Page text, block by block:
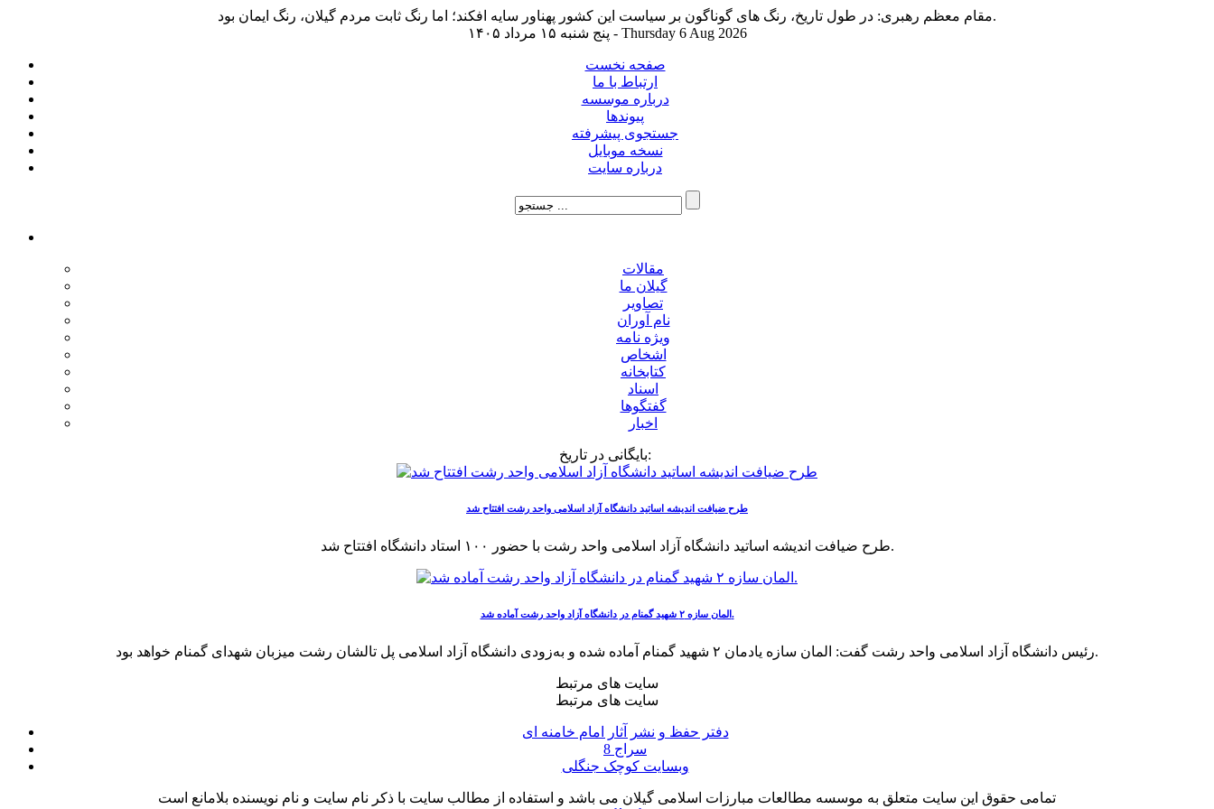
مقام معظم رهبری: در طول تاریخ، رنگ های گوناگون بر سیاست این کشور پهناور سایه افکند؛ اما رنگ ثابت مردم گیلان، رنگ ایمان بود.
پنج شنبه ۱۵ مرداد ۱۴۰۵ - Thursday 6 Aug 2026
صفحه نخست
ارتباط با ما
درباره موسسه
پیوندها
جستجوی پیشرفته
نسخه موبایل
درباره سایت
مقالات
گیلان ما
تصاویر
نام آوران
ویژه نامه
اشخاص
کتابخانه
اسناد
گفتگوها
اخبار
بایگانی در تاریخ:
طرح ضیافت اندیشه اساتید دانشگاه آزاد اسلامی واحد رشت افتتاح شد
طرح ضیافت اندیشه اساتید دانشگاه آزاد اسلامی واحد رشت با حضور ۱۰۰ استاد دانشگاه افتتاح شد.
المان سازه ۲ شهید گمنام در دانشگاه آزاد واحد رشت آماده شد.
رئیس دانشگاه آزاد اسلامی واحد رشت گفت: المان سازه یادمان ۲ شهید گمنام آماده شده و به‌زودی دانشگاه آزاد اسلامی پل تالشان رشت میزبان شهدای گمنام خواهد بود.
سایت های مرتبط
سایت های مرتبط
دفتر حفظ و نشر آثار امام خامنه ای
سراج 8
وبسایت کوچک جنگلی
تمامی حقوق این سایت متعلق به موسسه مطالعات مبارزات اسلامی گیلان می باشد و استفاده از مطالب سایت با ذکر نام سایت و نام نویسنده بلامانع است